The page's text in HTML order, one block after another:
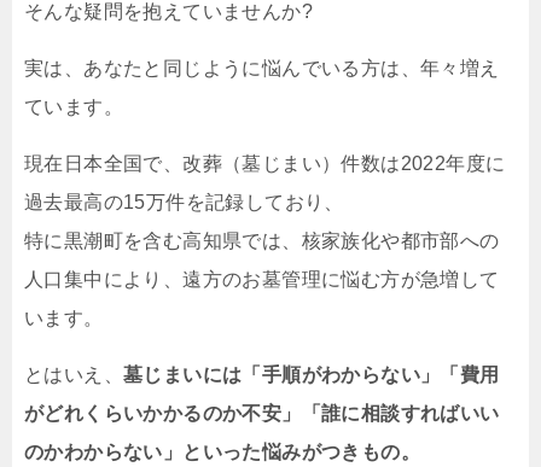
そんな疑問を抱えていませんか?
実は、あなたと同じように悩んでいる方は、年々増え
ています。
現在日本全国で、改葬（墓じまい）件数は2022年度に
過去最高の15万件を記録しており、
特に黒潮町を含む高知県では、核家族化や都市部への
人口集中により、遠方のお墓管理に悩む方が急増して
います。
とはいえ、 墓じまいには「手順がわからない」「費用
がどれくらいかかるのか不安」「誰に相談すればいい
のかわからない」といった悩みがつきもの。